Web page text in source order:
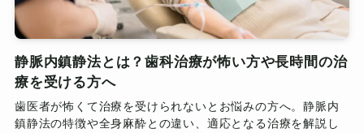
静脈内鎮静法とは？歯科治療が怖い方や長時間の治
療を受ける方へ
歯医者が怖くて治療を受けられないとお悩みの方へ。静脈内
鎮静法の特徴や全身麻酔との違い、適応となる治療を解説し